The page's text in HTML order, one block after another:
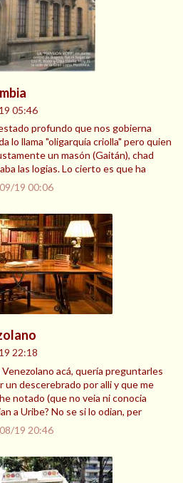
05:46
profundo que nos gobierna
lo llama "oligarquía criolla" pero quien
un masón (Gaitán), chad
las logias. Lo cierto es que ha
19 00:06
22:18
acá, quería preguntarles
un descerebrado por alli y que me
notado (que no veia ni conocia
a Uribe? No se si lo odian, per
19 20:46